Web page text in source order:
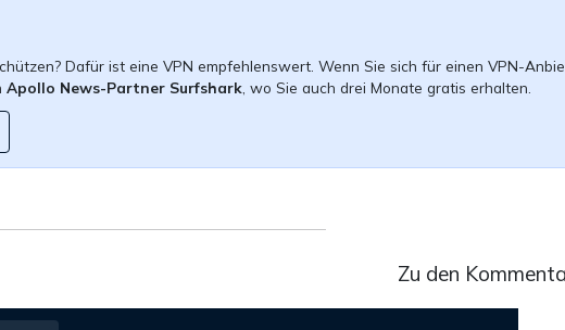
Dafür ist eine VPN empfehlenswert. Wenn Sie sich für einen VPN-
Apollo News-Partner Surfshark, wo Sie auch drei Monate gratis erhalten.
Zu den